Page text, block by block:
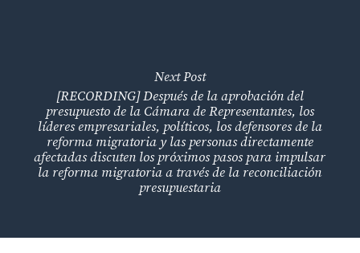
Next Post
[RECORDING] Después de la aprobación del
presupuesto de la Cámara de Representantes, los
líderes empresariales, políticos, los defensores de la
reforma migratoria y las personas directamente
afectadas discuten los próximos pasos para impulsar
la reforma migratoria a través de la reconciliación
presupuestaria